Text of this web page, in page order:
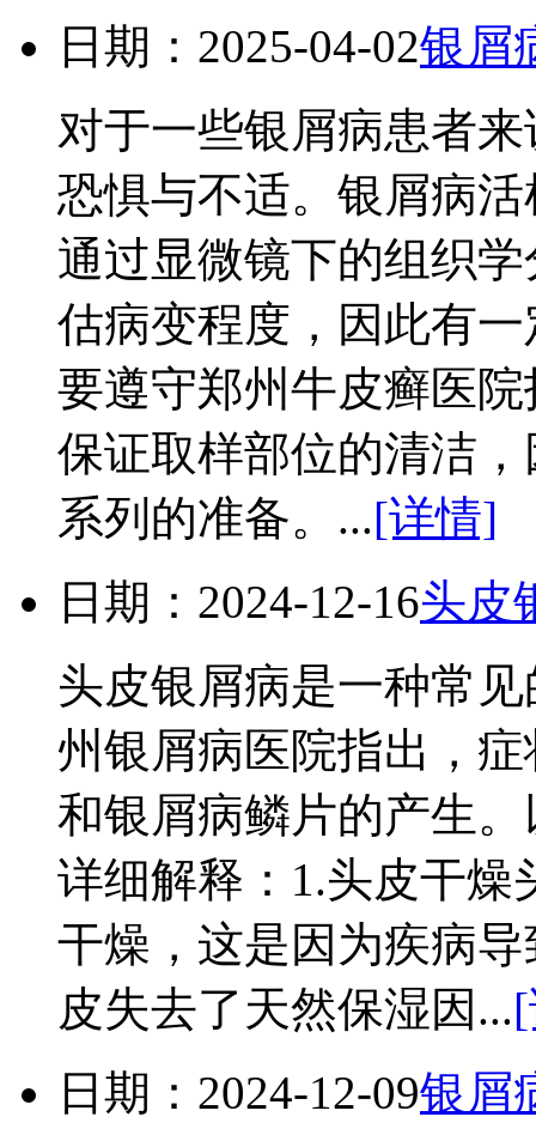
日期：2025-04-02银屑
对于一些银屑病患者
恐惧与不适。银屑病
通过显微镜下的组织
估病变程度，因此有
要遵守郑州牛皮癣医
保证取样部位的清洁
系列的准备。...[详情]
日期：2024-12-16头皮
头皮银屑病是一种常
州银屑病医院指出，
和银屑病鳞片的产生
详细解释：1.头皮干燥
干燥，这是因为疾病
皮失去了天然保湿因...
日期：2024-12-09银屑